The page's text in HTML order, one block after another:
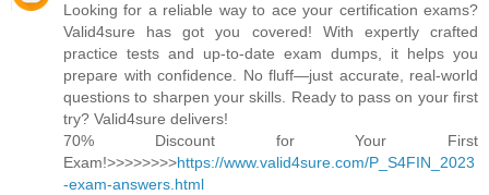
Looking for a reliable way to ace your certification exams?
Valid4sure has got you covered! With expertly crafted
practice tests and up-to-date exam dumps, it helps you
prepare with confidence. No fluff—just accurate, real-world
questions to sharpen your skills. Ready to pass on your first
try? Valid4sure delivers!
70% Discount for Your First
Exam!>>>>>>>>https://www.valid4sure.com/P_S4FIN_2023
-exam-answers.html